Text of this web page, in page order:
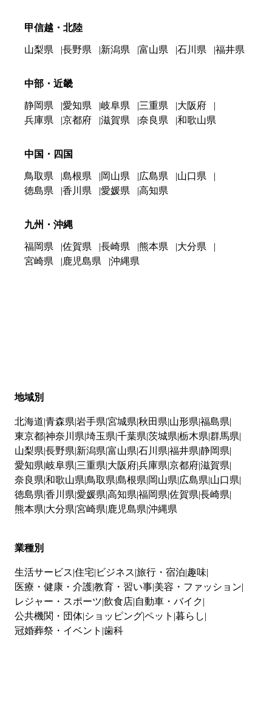
甲信越・北陸
山梨県 長野県 新潟県 富山県 石川県 福井県
中部・近畿
静岡県 愛知県 岐阜県 三重県
大阪府
兵庫県
京都府 滋賀県 奈良県 和歌山県
中国・四国
鳥取県 島根県 岡山県 広島県
山口県
徳島県
香川県 愛媛県 高知県
九州・沖縄
福岡県 佐賀県 長崎県 熊本県
大分県
宮崎県
鹿児島県 沖縄県
地域別
北海道 青森県 岩手県 宮城県 秋田県 山形県 福島県
東京都神奈川県 埼玉県 千葉県 茨城県 栃木県 群馬県
山梨県 長野県 新潟県 富山県 石川県 福井県 静岡県
愛知県 岐阜県 三重県 大阪府兵庫県 京都府滋賀県
奈良県 和歌山県 鳥取県 島根県 岡山県 広島県 山口県
徳島県 香川県 愛媛県 高知県 福岡県 佐賀県 長崎県
熊本県 大分県 宮崎県 鹿児島県 沖縄県
業種別
生活サービス 住宅 ビジネス 旅行・宿泊 趣味
医療・健康・介護教育・習い事 美容・ファッション
レジャー・スポーツ 飲食店 自動車・バイク
公共機関・団体 ショッピングペット 暮らし
冠婚葬祭・イベント 歯科